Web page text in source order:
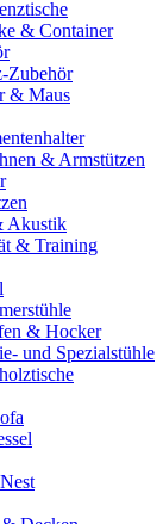
& Container
Zubehör
& Maus
& Armstützen
Akustik
& Training
& Hocker
und Spezialstühle